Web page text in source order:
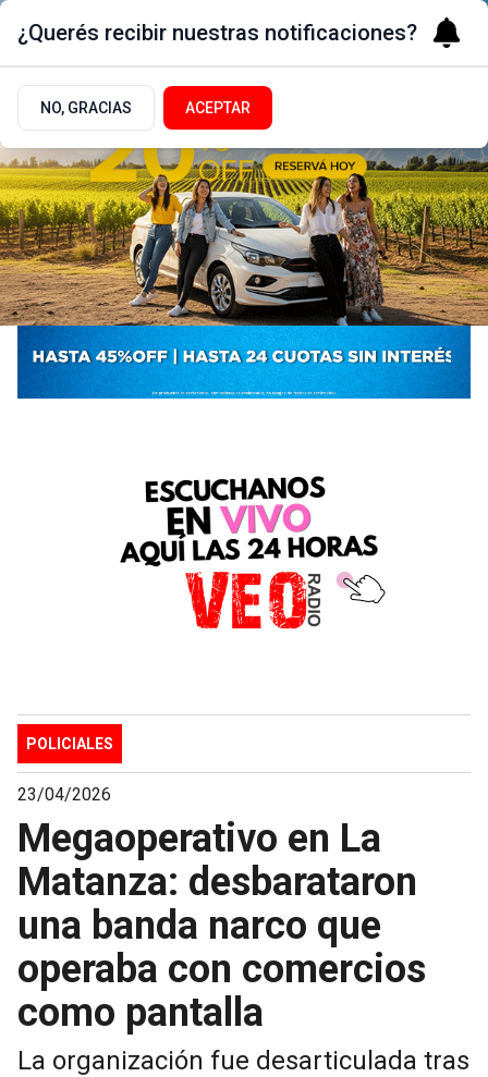
POLICIALES
23/04/2026
Megaoperativo en La
Matanza: desbarataron
una banda narco que
operaba con comercios
como pantalla
La organización fue desarticulada tras
¿Querés recibir nuestras notificaciones?
NO, GRACIAS ACEPTAR